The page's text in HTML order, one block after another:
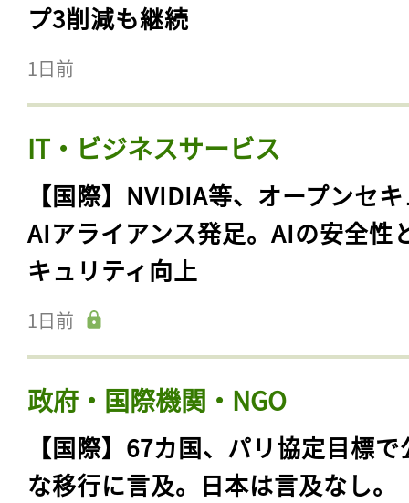
プ3削減も継続
1日前
IT・ビジネスサービス
【国際】NVIDIA等、オープンセ
AIアライアンス発足。AIの安全性
キュリティ向上
1日前
政府・国際機関・NGO
【国際】67カ国、パリ協定目標で
な移行に言及。日本は言及なし。